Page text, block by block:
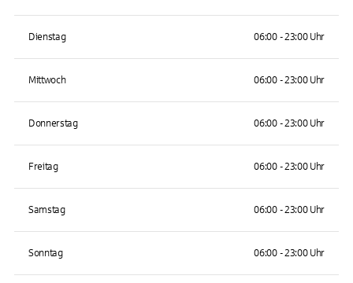
Dienstag 06:00 - 23:00 Uhr
Mittwoch 06:00 - 23:00 Uhr
Donnerstag 06:00 - 23:00 Uhr
Freitag 06:00 - 23:00 Uhr
Samstag 06:00 - 23:00 Uhr
Sonntag 06:00 - 23:00 Uhr